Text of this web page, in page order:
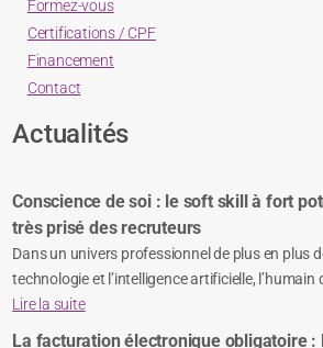
financement à la gestion administrative, nos
accompagner tout au long de chaque étape
Accès rapide
Qui sommes-nous ?
Formez-vous
Certifications / CPF
Financement
Contact
Actualités